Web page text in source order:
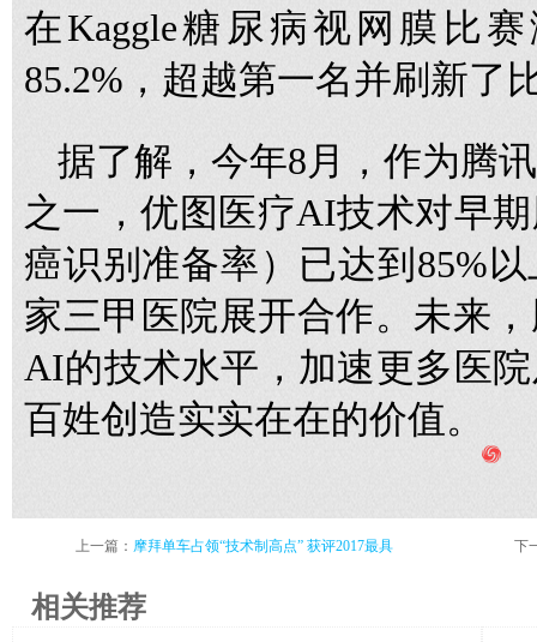
在Kaggle糖尿病视网膜比
85.2%，超越第一名并刷新了
据了解，今年8月，作为腾
之一，优图医疗AI技术对早
癌识别准备率）已达到85%
家三甲医院展开合作。未来
AI的技术水平，加速更多医
百姓创造实实在在的价值。
上一篇： 摩拜单车占领“技术制高点” 获评2017最具 下
相关推荐